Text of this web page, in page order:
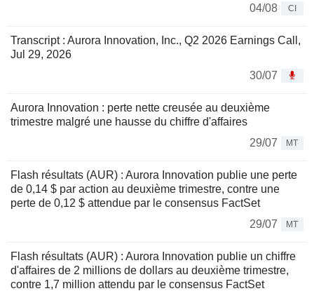
04/08
CI
Transcript : Aurora Innovation, Inc., Q2 2026 Earnings Call,
Jul 29, 2026
30/07
Aurora Innovation : perte nette creusée au deuxième
trimestre malgré une hausse du chiffre d'affaires
29/07
MT
Flash résultats (AUR) : Aurora Innovation publie une perte
de 0,14 $ par action au deuxième trimestre, contre une
perte de 0,12 $ attendue par le consensus FactSet
29/07
MT
Flash résultats (AUR) : Aurora Innovation publie un chiffre
d'affaires de 2 millions de dollars au deuxième trimestre,
contre 1,7 million attendu par le consensus FactSet